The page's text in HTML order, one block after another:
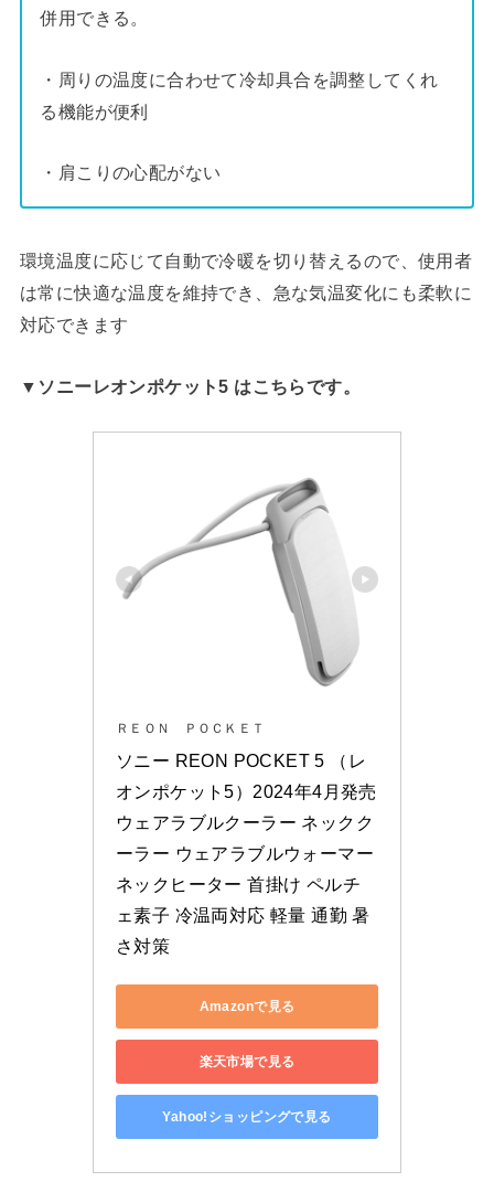
併用できる。
・周りの温度に合わせて冷却具合を調整してくれ
る機能が便利
・肩こりの心配がない
環境温度に応じて自動で冷暖を切り替えるので、使用者
は常に快適な温度を維持でき、急な気温変化にも柔軟に
対応できます
▼ソニーレオンポケット5 はこちらです。
ＲＥＯＮ ＰＯＣＫＥＴ
ソニー REON POCKET 5 （レ
オンポケット5）2024年4月発売
ウェアラブルクーラー ネックク
ーラー ウェアラブルウォーマー
ネックヒーター 首掛け ペルチ
ェ素子 冷温両対応 軽量 通勤 暑
さ対策
Amazonで見る
楽天市場で見る
Yahoo!ショッピングで見る